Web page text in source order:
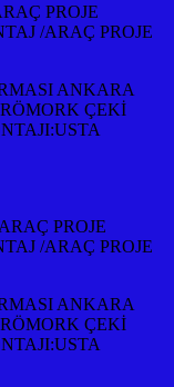
PROJE
/ARAÇ PROJE
ANKARA
ÇEKİ
PROJE
/ARAÇ PROJE
ANKARA
ÇEKİ